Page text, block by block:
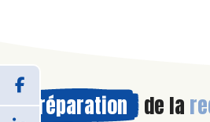
Préparation de la